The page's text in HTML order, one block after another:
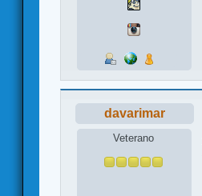
davarimar
Veterano